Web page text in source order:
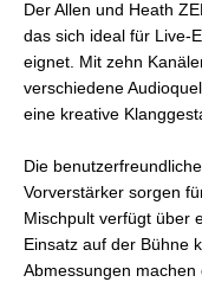
Der Allen und Heath
das sich ideal für Live-
eignet. Mit zehn
verschiedene
eine kreative
Die
Vorverstärker sorgen
Mischpult verfügt über
Einsatz auf der Bühne
Abmessungen